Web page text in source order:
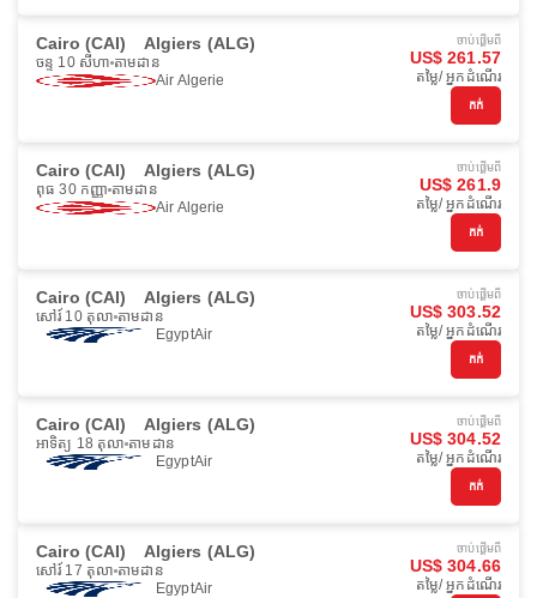
Cairo (CAI) Algiers (ALG)
ចន្ទ 10 សីហា តាមដាន
Air Algerie
ចាប់ផ្ដើមពី
US$ 261.57
តម្លៃ/ អ្នកដំណើរ
កក់
Cairo (CAI) Algiers (ALG)
ពុធ 30 កញ្ញា តាមដាន
Air Algerie
ចាប់ផ្ដើមពី
US$ 261.9
តម្លៃ/ អ្នកដំណើរ
កក់
Cairo (CAI) Algiers (ALG)
សៅរ៍ 10 តុលា តាមដាន
EgyptAir
ចាប់ផ្ដើមពី
US$ 303.52
តម្លៃ/ អ្នកដំណើរ
កក់
Cairo (CAI) Algiers (ALG)
អាទិត្យ 18 តុលា តាមដាន
EgyptAir
ចាប់ផ្ដើមពី
US$ 304.52
តម្លៃ/ អ្នកដំណើរ
កក់
Cairo (CAI) Algiers (ALG)
សៅរ៍ 17 តុលា តាមដាន
EgyptAir
ចាប់ផ្ដើមពី
US$ 304.66
តម្លៃ/ អ្នកដំណើរ